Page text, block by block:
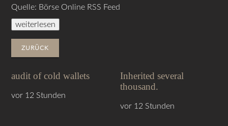
Quelle: Börse Online RSS Feed
weiterlesen
ZURÜCK
audit of cold wallets
vor 12 Stunden
Inherited several
thousand.
vor 12 Stunden